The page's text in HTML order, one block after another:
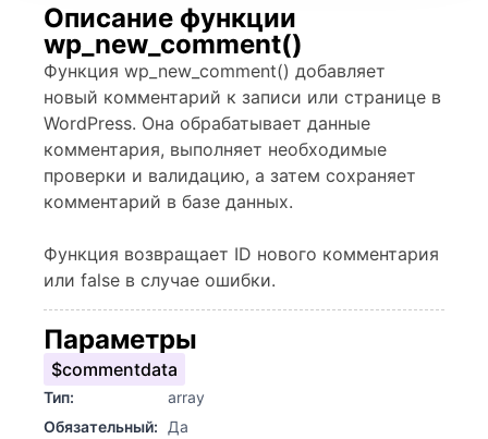
Описание функции
wp_new_comment()
Функция wp_new_comment() добавляет
новый комментарий к записи или странице в
WordPress. Она обрабатывает данные
комментария, выполняет необходимые
проверки и валидацию, а затем сохраняет
комментарий в базе данных.
Функция возвращает ID нового комментария
или false в случае ошибки.
Параметры
$commentdata
Тип:
array
Обязательный:
Да